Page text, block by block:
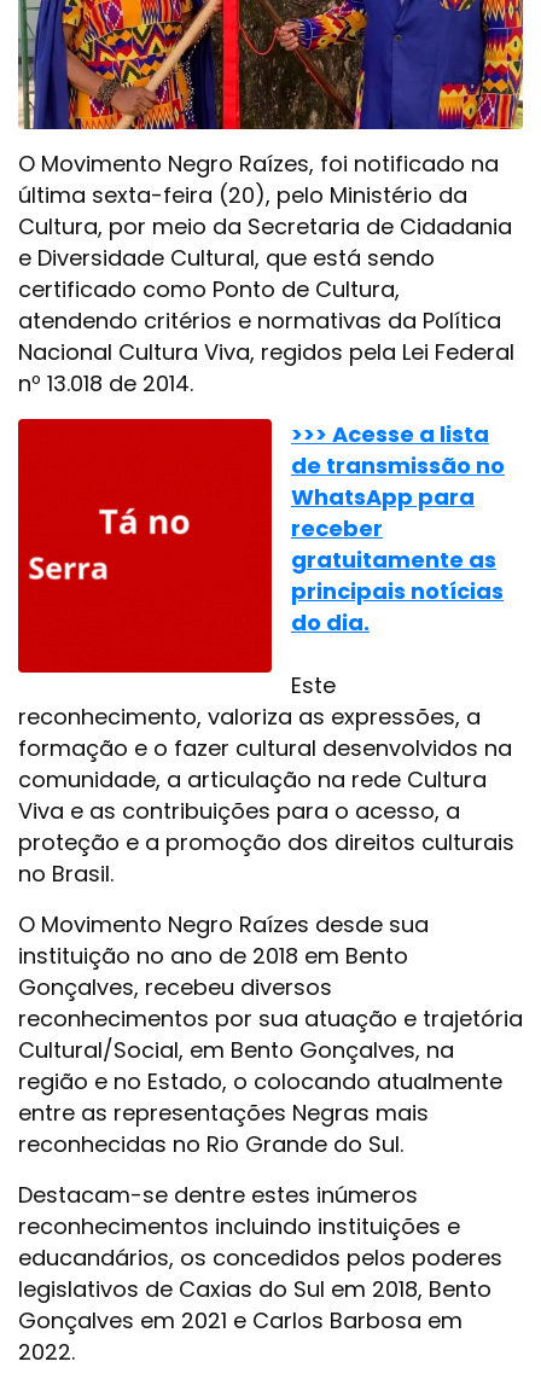
O Movimento Negro Raízes, foi notificado na
última sexta-feira (20), pelo Ministério da
Cultura, por meio da Secretaria de Cidadania
e Diversidade Cultural, que está sendo
certificado como Ponto de Cultura,
atendendo critérios e normativas da Política
Nacional Cultura Viva, regidos pela Lei Federal
nº 13.018 de 2014.
>>> Acesse a lista
de transmissão no
WhatsApp para
receber
gratuitamente as
principais notícias
do dia.
Este
reconhecimento, valoriza as expressões, a
formação e o fazer cultural desenvolvidos na
comunidade, a articulação na rede Cultura
Viva e as contribuições para o acesso, a
proteção e a promoção dos direitos culturais
no Brasil.
O Movimento Negro Raízes desde sua
instituição no ano de 2018 em Bento
Gonçalves, recebeu diversos
reconhecimentos por sua atuação e trajetória
Cultural/Social, em Bento Gonçalves, na
região e no Estado, o colocando atualmente
entre as representações Negras mais
reconhecidas no Rio Grande do Sul.
Destacam-se dentre estes inúmeros
reconhecimentos incluindo instituições e
educandários, os concedidos pelos poderes
legislativos de Caxias do Sul em 2018, Bento
Gonçalves em 2021 e Carlos Barbosa em
2022.